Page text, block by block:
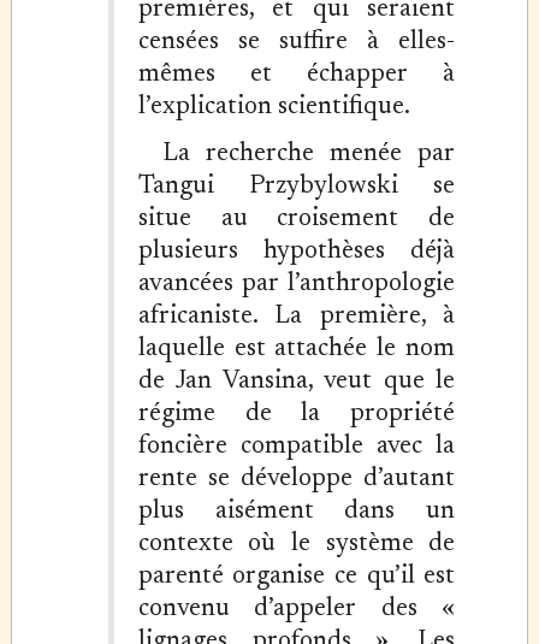
premières, et qui seraient
censées se suffire à elles-
mêmes et échapper à
l’explication scientifique.
La recherche menée par
Tangui Przybylowski se
situe au croisement de
plusieurs hypothèses déjà
avancées par l’anthropologie
africaniste. La première, à
laquelle est attachée le nom
de Jan Vansina, veut que le
régime de la propriété
foncière compatible avec la
rente se développe d’autant
plus aisément dans un
contexte où le système de
parenté organise ce qu’il est
convenu d’appeler des «